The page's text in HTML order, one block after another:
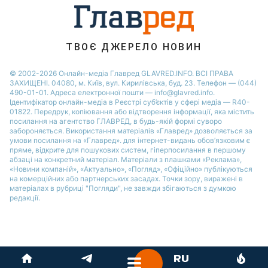
ТВОЄ ДЖЕРЕЛО НОВИН
© 2002-2026 Онлайн-медіа Главред GLAVRED.INFO. ВСІ ПРАВА
ЗАХИЩЕНІ. 04080, м. Київ, вул. Кирилівська, буд. 23. Телефон — (044)
490-01-01. Адреса електронної пошти — info@glavred.info.
Ідентифікатор онлайн-медіа в Реєстрі суб’єктів у сфері медіа — R40-
01822. Передрук, копіювання або відтворення інформації, яка містить
посилання на агентство ГЛАВРЕД, в будь-якій формi суворо
забороняється. Використання матеріалів «Главред» дозволяється за
умови посилання на «Главред». для інтернет-видань обов’язковим є
пряме, відкрите для пошукових систем, гіперпосилання в першому
абзаці на конкретний матеріал. Матеріали з плашками «Реклама»,
«Новини компаній», «Актуально», «Погляд», «Офіційно» публікуються
на комерційних або партнерських засадах. Точки зору, виражені в
матеріалах в рубриці "Погляди", не завжди збігаються з думкою
редакції.